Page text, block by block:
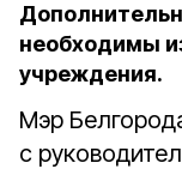
необходимы
учреждения.
Мэр
с